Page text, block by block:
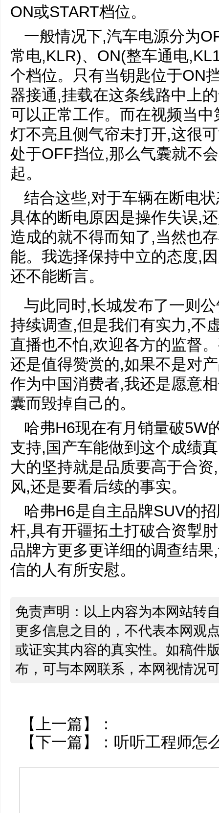
ON或START档位。
一般情况下,汽车电源分为
常电,KLR)、ON(整车通电
个档位。只有当钥匙位于ON
器接通,挂载在这条线路中上
可以正常工作。而在视频当
灯不亮且侧气帘未打开,这很
处于OFF挡位,那么气囊就不
起。
结合这些,对于车辆在断电
具体的断电原因是操作失误,
造成的就不得而知了,当然也
能。我选择保持中立的态度,
还不能断言。
与此同时,长城发布了一则
持续调查,但是我们有实力,不
直播也不怕,欢迎各方的监督
还是值得赞赏的,如果不是对
作为中国消费者,我还是愿意
囊而毁掉自己的。
哈弗H6现在有月销量破5W
支持,国产车能做到这个成绩
大的坚持就是品质要高于合
风,还是要看后续的事实。
哈弗H6是自主品牌SUV的
杆,具有开疆拓土打破合资掣
品牌方更多更详细的调查结果
信的人有所安慰。
免责声明：以上内容为本网站转
更多信息之目的，不代表本网观
或证实其内容的真实性。如稿件
布，可与本网联系，本网视情况
【上一篇】：
【下一篇】： 听听工程师怎